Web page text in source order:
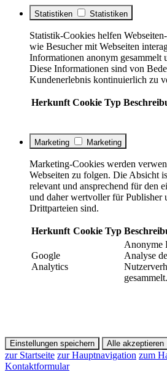
Statistiken Statistiken
Statistik-Cookies helfen
wie Besucher mit Webseiten
Informationen anonym gesammelt
Diese Informationen sind von
Kundenerlebnis kontinuierlich zu
Herkunft Cookie Typ
Marketing Marketing
Marketing-Cookies werden
Webseiten zu folgen. Die Absicht
relevant und ansprechend für den
und daher wertvoller für Publisher
Drittparteien sind.
Herkunft Cookie Typ
Google
Analytics
Anonyme
Analyse
gesammelt.
Einstellungen speichern Alle akzeptieren
zur Startseite zur Hauptnavigation zum
Kontaktformular